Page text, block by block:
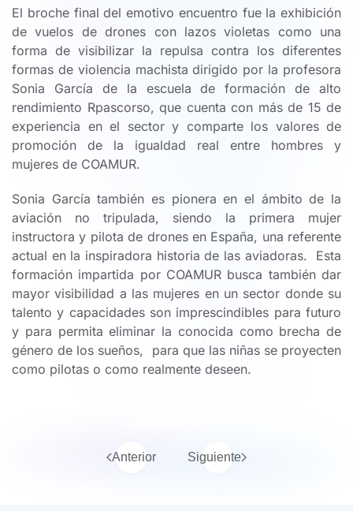
El broche final del emotivo encuentro fue la exhibición
de vuelos de drones con lazos violetas como una
forma de visibilizar la repulsa contra los diferentes
formas de violencia machista dirigido por la profesora
Sonia García de la escuela de formación de alto
rendimiento Rpascorso, que cuenta con más de 15 de
experiencia en el sector y comparte los valores de
promoción de la igualdad real entre hombres y
mujeres de COAMUR.
Sonia García también es pionera en el ámbito de la
aviación no tripulada, siendo la primera mujer
instructora y pilota de drones en España, una referente
actual en la inspiradora historia de las aviadoras. Esta
formación impartida por COAMUR busca también dar
mayor visibilidad a las mujeres en un sector donde su
talento y capacidades son imprescindibles para futuro
y para permita eliminar la conocida como brecha de
género de los sueños, para que las niñas se proyecten
como pilotas o como realmente deseen.
Anterior Siguiente